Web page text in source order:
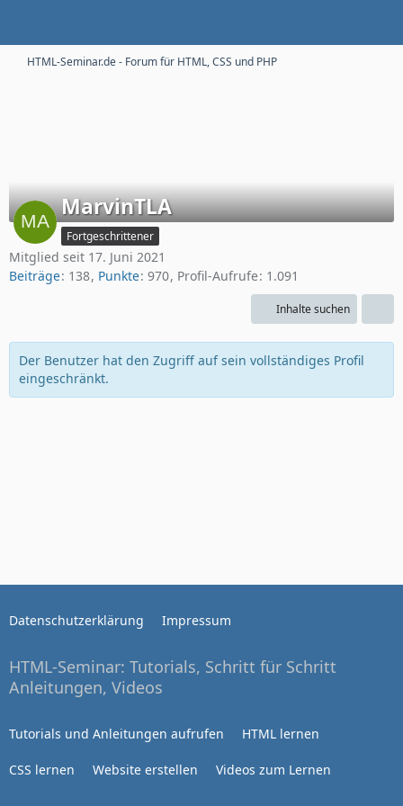
HTML-Seminar.de - Forum für HTML, CSS und PHP
MarvinTLA
Fortgeschrittener
Mitglied seit 17. Juni 2021
Beiträge 138 Punkte 970 Profil-Aufrufe 1.091
Inhalte suchen
Der Benutzer hat den Zugriff auf sein vollständiges Profil
eingeschränkt.
Datenschutzerklärung Impressum
HTML-Seminar: Tutorials, Schritt für Schritt
Anleitungen, Videos
Tutorials und Anleitungen aufrufen HTML lernen
CSS lernen Website erstellen Videos zum Lernen